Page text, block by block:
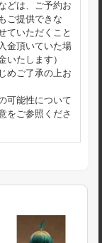
どは、ご予約お
ご提供できな
ていただくこと
金頂いていた場
いたします）
めご了承の上お
可能性について
をご参照くださ